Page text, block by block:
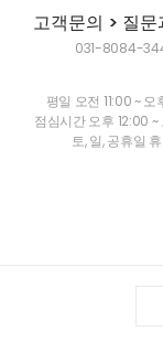
고객문의 > 질문
031-8084-
평일 오전 11:00 ~
점심시간 오후 12:00 ~
토, 일, 공휴일